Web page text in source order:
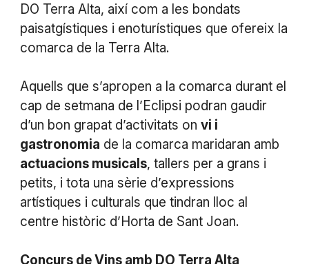
DO Terra Alta, així com a les bondats
paisatgístiques i enoturístiques que ofereix la
comarca de la Terra Alta.
Aquells que s’apropen a la comarca durant el
cap de setmana de l’Eclipsi podran gaudir
d’un bon grapat d’activitats on vi i
gastronomia de la comarca maridaran amb
actuacions musicals, tallers per a grans i
petits, i tota una sèrie d’expressions
artístiques i culturals que tindran lloc al
centre històric d’Horta de Sant Joan.
Concurs de Vins amb DO Terra Alta